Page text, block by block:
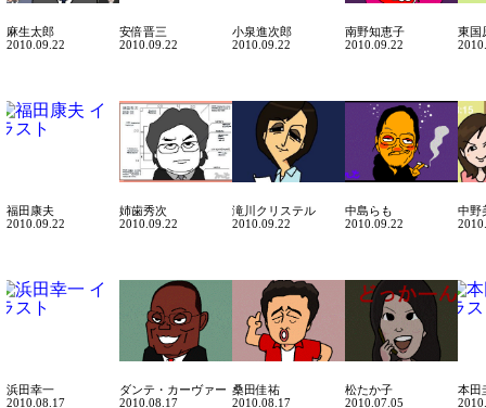
麻生太郎
2010.09.22
安倍晋三
2010.09.22
小泉進次郎
2010.09.22
南野知恵子
2010.09.22
東国
福田康夫
2010.09.22
姉歯秀次
2010.09.22
滝川クリステル
2010.09.22
中島らも
2010.09.22
中野
浜田幸一
2010.08.17
ダンテ・カーヴァー
2010.08.17
桑田佳祐
2010.08.17
松たか子
2010.07.05
本田